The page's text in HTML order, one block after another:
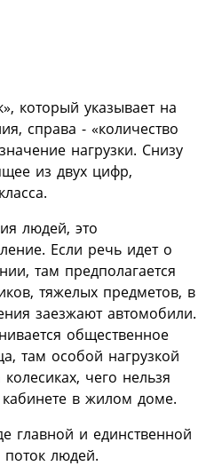
который указывает на
справа - «количество
нагрузки. Снизу
из двух цифр,
людей, это
Если речь идет о
там предполагается
тяжелых предметов, в
заезжают автомобили.
общественное
там особой нагрузкой
чего нельзя
кабинете в жилом доме.
главной и единственной
поток людей.